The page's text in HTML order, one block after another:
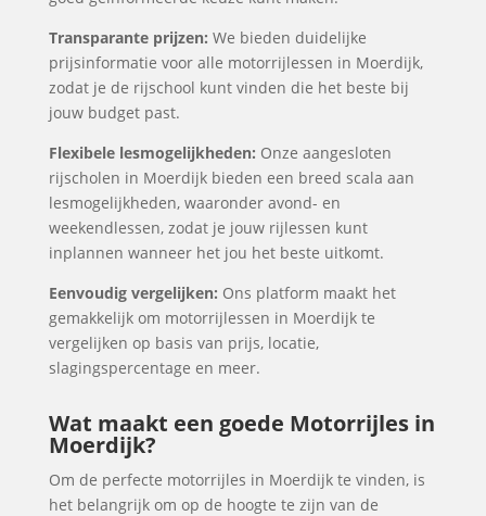
Transparante prijzen: We bieden duidelijke
prijsinformatie voor alle motorrijlessen in Moerdijk,
zodat je de rijschool kunt vinden die het beste bij
jouw budget past.
Flexibele lesmogelijkheden: Onze aangesloten
rijscholen in Moerdijk bieden een breed scala aan
lesmogelijkheden, waaronder avond- en
weekendlessen, zodat je jouw rijlessen kunt
inplannen wanneer het jou het beste uitkomt.
Eenvoudig vergelijken: Ons platform maakt het
gemakkelijk om motorrijlessen in Moerdijk te
vergelijken op basis van prijs, locatie,
slagingspercentage en meer.
Wat maakt een goede Motorrijles in
Moerdijk?
Om de perfecte motorrijles in Moerdijk te vinden, is
het belangrijk om op de hoogte te zijn van de